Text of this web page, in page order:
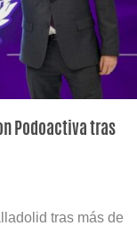
Podoactiva tras
tras más de